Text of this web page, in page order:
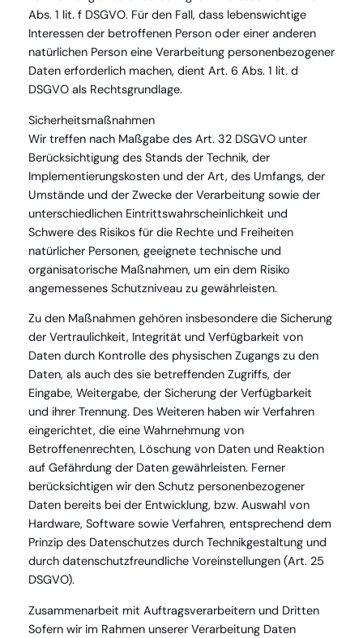
Abs. 1 lit. f DSGVO. Für den Fall, dass lebenswichtige
Interessen der betroffenen Person oder einer anderen
natürlichen Person eine Verarbeitung personenbezogener
Daten erforderlich machen, dient Art. 6 Abs. 1 lit. d
DSGVO als Rechtsgrundlage.
Sicherheitsmaßnahmen
Wir treffen nach Maßgabe des Art. 32 DSGVO unter
Berücksichtigung des Stands der Technik, der
Implementierungskosten und der Art, des Umfangs, der
Umstände und der Zwecke der Verarbeitung sowie der
unterschiedlichen Eintrittswahrscheinlichkeit und
Schwere des Risikos für die Rechte und Freiheiten
natürlicher Personen, geeignete technische und
organisatorische Maßnahmen, um ein dem Risiko
angemessenes Schutzniveau zu gewährleisten.
Zu den Maßnahmen gehören insbesondere die Sicherung
der Vertraulichkeit, Integrität und Verfügbarkeit von
Daten durch Kontrolle des physischen Zugangs zu den
Daten, als auch des sie betreffenden Zugriffs, der
Eingabe, Weitergabe, der Sicherung der Verfügbarkeit
und ihrer Trennung. Des Weiteren haben wir Verfahren
eingerichtet, die eine Wahrnehmung von
Betroffenenrechten, Löschung von Daten und Reaktion
auf Gefährdung der Daten gewährleisten. Ferner
berücksichtigen wir den Schutz personenbezogener
Daten bereits bei der Entwicklung, bzw. Auswahl von
Hardware, Software sowie Verfahren, entsprechend dem
Prinzip des Datenschutzes durch Technikgestaltung und
durch datenschutzfreundliche Voreinstellungen (Art. 25
DSGVO).
Zusammenarbeit mit Auftragsverarbeitern und Dritten
Sofern wir im Rahmen unserer Verarbeitung Daten